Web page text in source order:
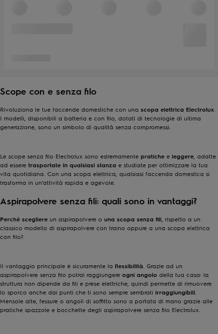
Scope con e senza filo
Rivoluziona le tue faccende domestiche con una scopa elettrica Electrolux
I modelli, disponibili a batteria e con filo, dotati di tecnologie di ultima
generazione, sono un simbolo di qualità senza compromessi.
Le scope senza filo Electrolux sono estremamente pratiche e leggere , adatte
ad essere trasportate in qualsiasi stanza e studiate per ottimizzare la tua
vita quotidiana. Con una scopa elettrica, qualsiasi faccenda domestica si
trasforma in un'attività rapida e agevole.
Aspirapolvere senza fili: quali sono in vantaggi?
Perchè scegliere un aspirapolvere o una scopa senza fili , rispetto a un
classico modello di aspirapolvere con traino oppure a una scopa elettrica
con filo?
Il vantaggio principale è sicuramente la flessibilità . Grazie ad un
aspirapolvere senza filo potrai raggiungere ogni angolo della tua casa: la
struttura non dipende da fili e prese elettriche, quindi permette di rimuovere
lo sporco anche dai punti che ti sono sempre sembrati irraggiungibili
Mensole alte, fessure o angoli di soffitto sono a portata di mano grazie alle
pratiche spazzole e bocchette degli aspirapolvere senza filo Electrolux.